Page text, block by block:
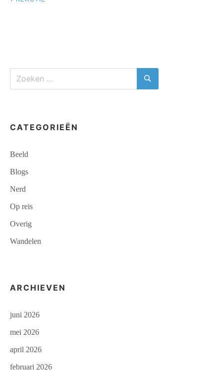
VLUCHTEN
Zoeken
Zoeken
CATEGORIEËN
Beeld
Blogs
Nerd
Op reis
Overig
Wandelen
ARCHIEVEN
juni 2026
mei 2026
april 2026
februari 2026